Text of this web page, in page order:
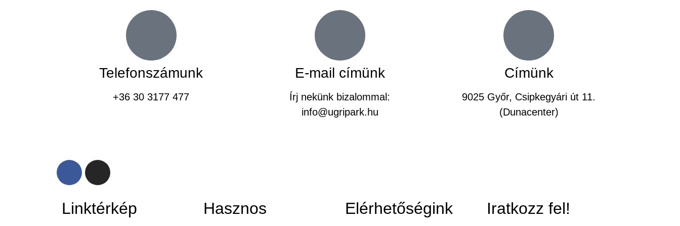
Telefonszámunk
+36 30 3177 477
E-mail címünk
Írj nekünk bizalommal:
info@ugripark.hu
Címünk
9025 Győr, Csipkegyári út 11.
(Dunacenter)
Linktérkép Hasznos Elérhetőségink Iratkozz fel!